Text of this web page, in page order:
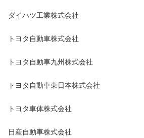
ダイハツ工業株式会社
トヨタ自動車株式会社
トヨタ自動車九州株式会社
トヨタ自動車東日本株式会社
トヨタ車体株式会社
日産自動車株式会社